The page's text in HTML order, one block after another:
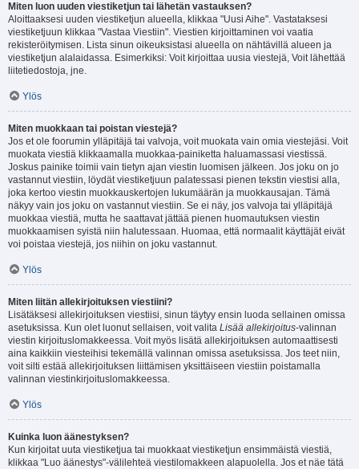
Miten luon uuden viestiketjun tai lähetän vastauksen?
Aloittaaksesi uuden viestiketjun alueella, klikkaa "Uusi Aihe". Vastataksesi
viestiketjuun klikkaa "Vastaa Viestiin". Viestien kirjoittaminen voi vaatia
rekisteröitymisen. Lista sinun oikeuksistasi alueella on nähtävillä alueen ja
viestiketjun alalaidassa. Esimerkiksi: Voit kirjoittaa uusia viestejä, Voit lähettää
liitetiedostoja, jne.
Ylös
Miten muokkaan tai poistan viestejä?
Jos et ole foorumin ylläpitäjä tai valvoja, voit muokata vain omia viestejäsi. Voit
muokata viestiä klikkaamalla muokkaa-painiketta haluamassasi viestissä.
Joskus painike toimii vain tietyn ajan viestin luomisen jälkeen. Jos joku on jo
vastannut viestiin, löydät viestiketjuun palatessasi pienen tekstin viestisi alla,
joka kertoo viestin muokkauskertojen lukumäärän ja muokkausajan. Tämä
näkyy vain jos joku on vastannut viestiin. Se ei näy, jos valvoja tai ylläpitäjä
muokkaa viestiä, mutta he saattavat jättää pienen huomautuksen viestin
muokkaamisen syistä niin halutessaan. Huomaa, että normaalit käyttäjät eivät
voi poistaa viestejä, jos niihin on joku vastannut.
Ylös
Miten liitän allekirjoituksen viestiini?
Lisätäksesi allekirjoituksen viestiisi, sinun täytyy ensin luoda sellainen omissa
asetuksissa. Kun olet luonut sellaisen, voit valita Lisää allekirjoitus-valinnan
viestin kirjoituslomakkeessa. Voit myös lisätä allekirjoituksen automaattisesti
aina kaikkiin viesteihisi tekemällä valinnan omissa asetuksissa. Jos teet niin,
voit silti estää allekirjoituksen liittämisen yksittäiseen viestiin poistamalla
valinnan viestinkirjoituslomakkeessa.
Ylös
Kuinka luon äänestyksen?
Kun kirjoitat uuta viestiketjua tai muokkaat viestiketjun ensimmäistä viestiä,
klikkaa "Luo äänestys"-välilehteä viestilomakkeen alapuolella. Jos et näe tätä